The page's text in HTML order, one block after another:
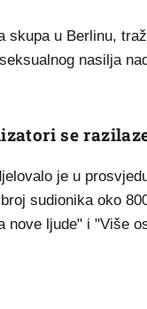
u Berlinu,
nasilja
se
je u
sudionika oko
nove ljude" i "Više